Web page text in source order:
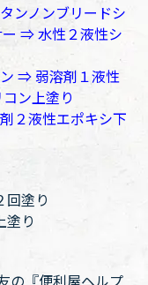
ンノンブリードシ
⇒ 水性２液性シ
⇒ 弱溶剤１液性
ン上塗り
２液性エポキシ下
回塗り
塗り
の『便利屋ヘルプ